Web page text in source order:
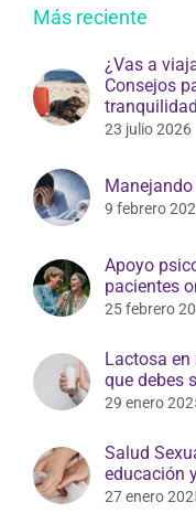
Más reciente
¿Vas a
Consejos
tranquilidad
23 julio 2026
9 febrero
Apoyo
pacientes
25 febrero
Lactosa
que debes
29 enero
Salud
educación
27 enero